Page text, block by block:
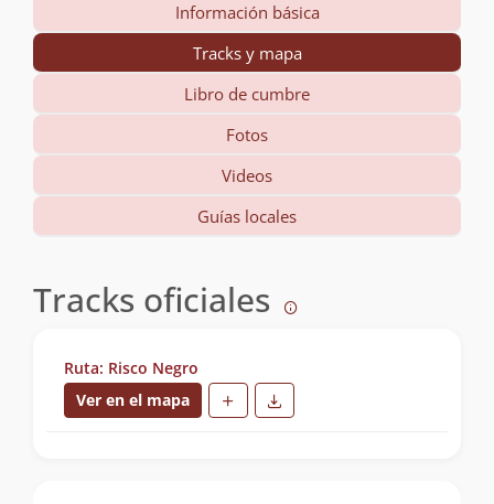
Información básica
Tracks y mapa
Libro de cumbre
Fotos
Videos
Guías locales
Tracks oficiales
Ruta: Risco Negro
Ver en el mapa